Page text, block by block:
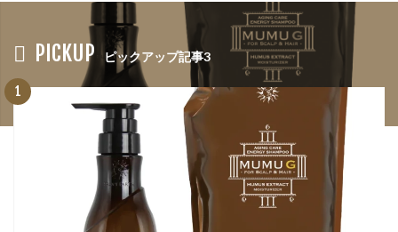
PICKUP ピックアップ記事3